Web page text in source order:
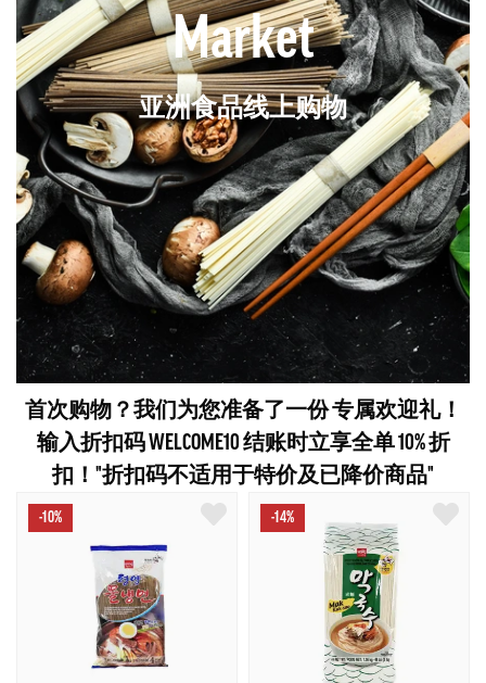
Market
亚洲食品线上购物
首次购物？我们为您准备了一份 专属欢迎礼！
输入折扣码 WELCOME10 结账时立享全单 10% 折
扣！"折扣码不适用于特价及已降价商品"
-10% -14%